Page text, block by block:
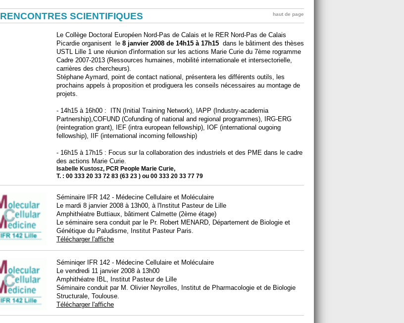
RENCONTRES SCIENTIFIQUES haut de page
Le Collège Doctoral Européen Nord-Pas de Calais et le RER Nord-Pas de Calais
Picardie organisent le 8 janvier 2008 de 14h15 à 17h15 dans le bâtiment des thèses
USTL Lille 1 une réunion d'information sur les actions Marie Curie du 7ème rogramme
Cadre 2007-2013 (Ressources humaines, mobilité internationale et intersectorielle,
carrières des chercheurs).
Stéphane Aymard, point de contact national, présentera les différents outils, les
prochains appels à proposition et prodiguera les conseils nécessaires au montage de
projets.
- 14h15 à 16h00 : ITN (Initial Training Network), IAPP (Industry-academia
Partnership),COFUND (Cofunding of national and regional programmes), IRG-ERG
(reintegration grant), IEF (intra european fellowship), IOF (international ougoing
fellowship), IIF (international incoming fellowship)
- 16h15 à 17h15 : Focus sur la collaboration des industriels et des PME dans le cadre
des actions Marie Curie.
Isabelle Kustosz, PCR People Marie Curie,
T. : 00 333 20 33 72 83 (63 23 ) ou 00 333 20 33 77 79
Séminaire IFR 142 - Médecine Cellulaire et Moléculaire
Le mardi 8 janvier 2008 à 13h00, à l'Institut Pasteur de Lille
Amphithéatre Buttiaux, bâtiment Calmette (2ème étage)
Le séminaire sera conduit par le Pr. Robert MENARD, Département de Biologie et
Génétique du Paludisme, Institut Pasteur Paris.
Télécharger l'affiche
Séminiqer IFR 142 - Médecine Cellulaire et Moléculaire
Le vendredi 11 janvier 2008 à 13h00
Amphithéatre IBL, Institut Pasteur de Lille
Séminaire conduit par M. Olivier Neyrolles, Institut de Pharmacologie et de Biologie
Structurale, Toulouse.
Télécharger l'affiche